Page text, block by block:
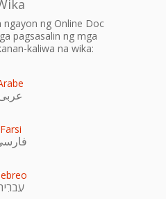
ngayon ng Online Doc
pagsasalin ng mga
kaliwa na wika:
Farsi